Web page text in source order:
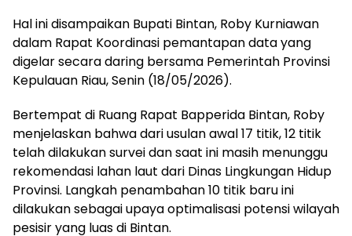
Hal ini disampaikan Bupati Bintan, Roby Kurniawan
dalam Rapat Koordinasi pemantapan data yang
digelar secara daring bersama Pemerintah Provinsi
Kepulauan Riau, Senin (18/05/2026).
Bertempat di Ruang Rapat Bapperida Bintan, Roby
menjelaskan bahwa dari usulan awal 17 titik, 12 titik
telah dilakukan survei dan saat ini masih menunggu
rekomendasi lahan laut dari Dinas Lingkungan Hidup
Provinsi. Langkah penambahan 10 titik baru ini
dilakukan sebagai upaya optimalisasi potensi wilayah
pesisir yang luas di Bintan.